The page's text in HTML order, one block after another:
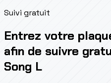
Suivi gratuit
Entrez votre
afin de suivre
Song L